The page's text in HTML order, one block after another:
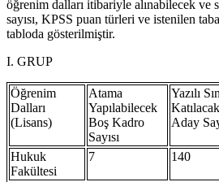
öğrenim dalları itibariyle alınabilecek ve
sayısı, KPSS puan türleri ve istenilen
tabloda gösterilmiştir.
I. GRUP
Öğrenim
Dalları
(Lisans)
Atama
Yapılabilecek
Boş Kadro
Sayısı
Yazılı
Katılacak
Aday
Hukuk
Fakültesi
7 140